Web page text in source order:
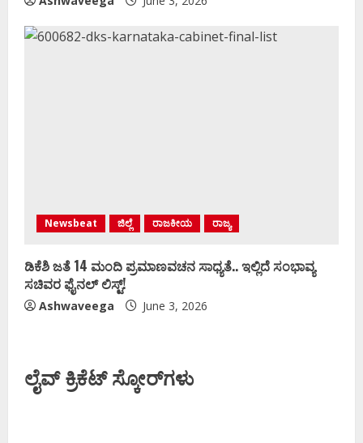
Newsbeat ಜಿಲ್ಲೆ ರಾಜಕೀಯ ರಾಜ್ಯ
ಡಿಕೆಶಿ ಜತೆ 14 ಮಂದಿ ಪ್ರಮಾಣವಚನ ಸಾಧ್ಯತೆ.. ಇಲ್ಲಿದೆ ಸಂಭಾವ್ಯ
ಸಚಿವರ ಫೈನಲ್ ಲಿಸ್ಟ್‌!
Ashwaveega June 3, 2026
ಲೈವ್ ಕ್ರಿಕೆಟ್ ಸ್ಕೋರ್‌ಗಳು